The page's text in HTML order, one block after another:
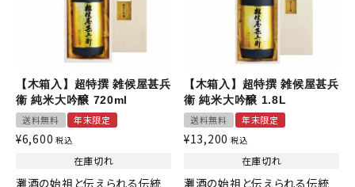
【木箱入】超特撰 雑候屋甚兵
衞 純米大吟醸 720ml
送料無料
年末限定
¥6,600 税込
在庫切れ
灘酒の始祖と伝えられる伝統
【木箱入】超特撰 雑候屋甚兵
衞 純米大吟醸 1.8L
送料無料
年末限定
¥13,200 税込
在庫切れ
灘酒の始祖と伝えられる伝統